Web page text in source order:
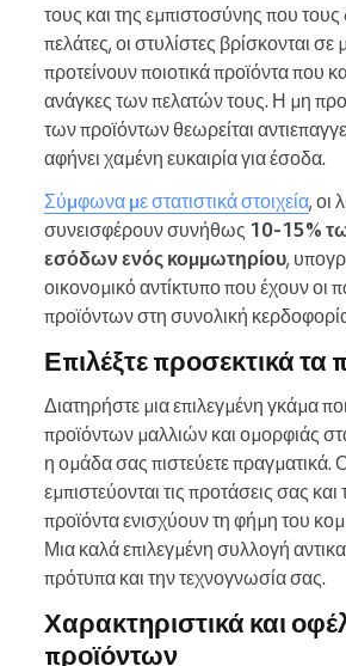
τους και της εμπιστοσύνης που τους
πελάτες, οι στυλίστες βρίσκονται
προτείνουν ποιοτικά προϊόντα που
ανάγκες των πελατών τους. Η μη
των προϊόντων θεωρείται
αφήνει χαμένη ευκαιρία για έσοδα.
Σύμφωνα με στατιστικά στοιχεία, οι
συνεισφέρουν συνήθως 10-15%
εσόδων ενός κομμωτηρίου,
οικονομικό αντίκτυπο που έχουν οι
προϊόντων στη συνολική
Επιλέξτε προσεκτικά τα
Διατηρήστε μια επιλεγμένη γκάμα
προϊόντων μαλλιών και ομορφιάς
η ομάδα σας πιστεύετε πραγματικά.
εμπιστεύονται τις προτάσεις σας και
προϊόντα ενισχύουν τη φήμη του
Μια καλά επιλεγμένη συλλογή
πρότυπα και την τεχνογνωσία σας.
Χαρακτηριστικά και
προϊόντων